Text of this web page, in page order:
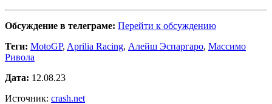
Обсуждение в телеграме: Перейти к обсуждению
Теги: MotoGP, Aprilia Racing, Алейш Эспаргаро, Массимо
Ривола
Дата: 12.08.23
Источник: crash.net